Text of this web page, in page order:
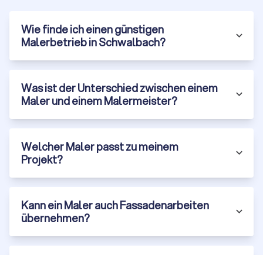
Wie finde ich einen günstigen
Malerbetrieb in Schwalbach?
Was ist der Unterschied zwischen einem
Maler und einem Malermeister?
Welcher Maler passt zu meinem
Projekt?
Kann ein Maler auch Fassadenarbeiten
übernehmen?